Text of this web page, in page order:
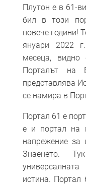
Плутон е в 61-
бил в този
повече години!
януари 2022
месеца,
Порталът на
представлява
се намира в
Портал 61 е
е и портал на
напрежение за
Знаенето.
истина. Портал